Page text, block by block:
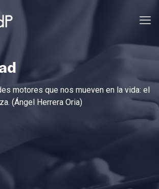
motores que nos mueven en la vida: el
(Ángel Herrera Oria)